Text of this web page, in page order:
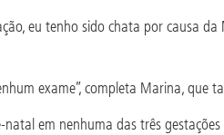
eu tenho sido chata por causa
exame”, completa Marina,
natal em nenhuma das três